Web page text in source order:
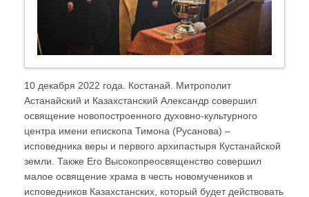
10 декабря 2022 года. Костанай. Митрополит
Астанайский и Казахстанский Александр совершил
освящение новопостроенного духовно-культурного
центра имени епископа Тимона (Русанова) –
исповедника веры и первого архипастыря Кустанайской
земли. Также Его Высокопреосвященство совершил
малое освящение храма в честь новомучеников и
исповедников Казахстанских, который будет действовать